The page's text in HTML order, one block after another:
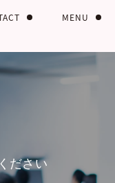
MENU
ださい